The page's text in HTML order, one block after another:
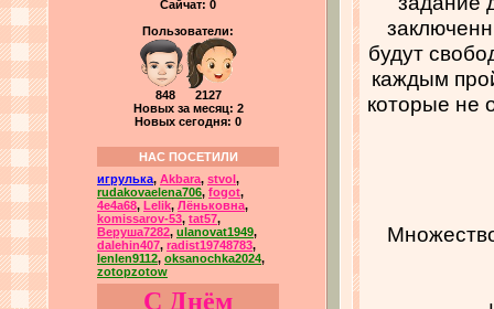
Сайчат: 0
Пользователи:
848 2127
Новых за месяц: 2
Новых сегодня: 0
НАС ПОСЕТИЛИ
игрулька, Akbara, stvol ,
rudakovaelena706, fogot,
4e4a68, Lelik, Лёньковна,
komissarov-53, tat57,
Веруша7282, ulanovat1949,
dalehin407, radist19748783,
lenlen9112, oksanochka2024,
zotopzotow
С Днём
будут
каждым
которые не